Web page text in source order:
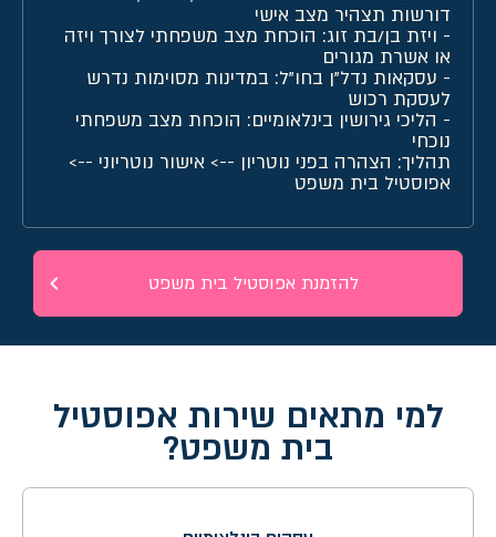
דורשות תצהיר מצב אישי
- ויזת בן/בת זוג: הוכחת מצב משפחתי לצורך ויזה
או אשרת מגורים
- עסקאות נדל"ן בחו"ל: במדינות מסוימות נדרש
לעסקת רכוש
- הליכי גירושין בינלאומיים: הוכחת מצב משפחתי
נוכחי
תהליך: הצהרה בפני נוטריון --> אישור נוטריוני -->
אפוסטיל בית משפט
להזמנת אפוסטיל בית משפט
למי מתאים שירות אפוסטיל
בית משפט?